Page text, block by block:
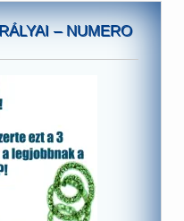
– NUMERO